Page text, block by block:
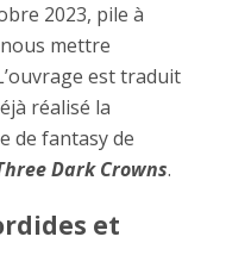
2023, pile à
mettre
est traduit
réalisé la
de fantasy de
Dark Crowns.
et